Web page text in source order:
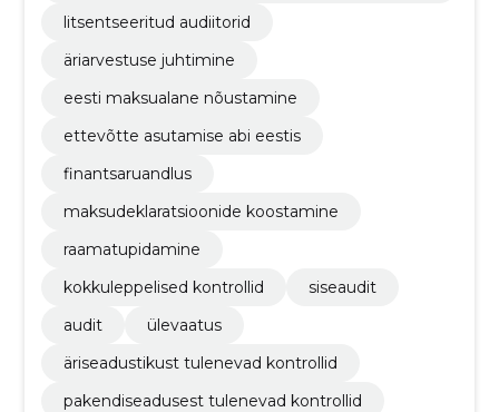
litsentseeritud audiitorid
äriarvestuse juhtimine
eesti maksualane nõustamine
ettevõtte asutamise abi eestis
finantsaruandlus
maksudeklaratsioonide koostamine
raamatupidamine
kokkuleppelised kontrollid
siseaudit
audit
ülevaatus
äriseadustikust tulenevad kontrollid
pakendiseadusest tulenevad kontrollid